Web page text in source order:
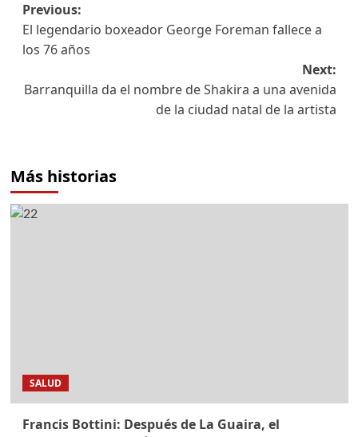
Previous:
El legendario boxeador George Foreman fallece a
los 76 años
Next:
Barranquilla da el nombre de Shakira a una avenida
de la ciudad natal de la artista
Más historias
SALUD
Francis Bottini: Después de La Guaira, el